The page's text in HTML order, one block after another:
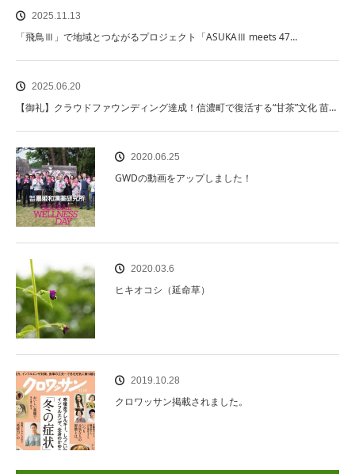
2025.11.13
「飛鳥Ⅲ」で地域とつながるプロジェクト「ASUKAⅢ meets 47…
2025.06.20
【御礼】クラウドファウンディング達成！信濃町で復活する“甘茶”文化 苗…
2020.06.25
GWDの動画をアップしました！
2020.03.6
ヒキオコシ（延命草）
2019.10.28
クロワッサン掲載されました。